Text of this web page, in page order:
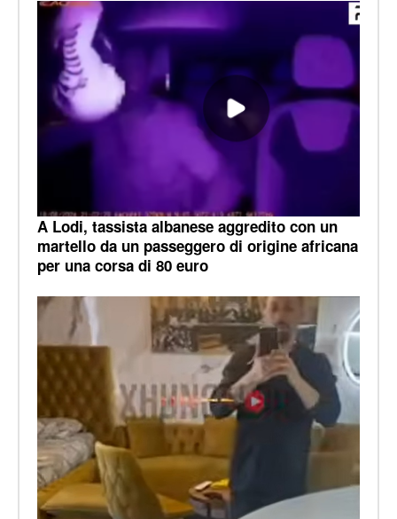
A Lodi, tassista albanese aggredito con un
martello da un passeggero di origine africana
per una corsa di 80 euro